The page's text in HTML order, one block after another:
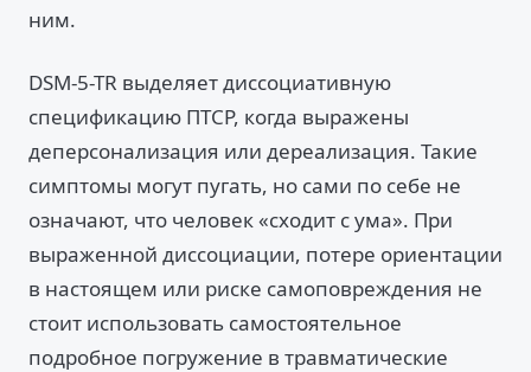
ним.
DSM-5-TR выделяет диссоциативную
спецификацию ПТСР, когда выражены
деперсонализация или дереализация. Такие
симптомы могут пугать, но сами по себе не
означают, что человек «сходит с ума». При
выраженной диссоциации, потере ориентации
в настоящем или риске самоповреждения не
стоит использовать самостоятельное
подробное погружение в травматические